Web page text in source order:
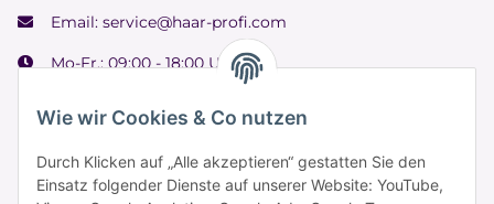
Wie wir Cookies & Co nutzen
Durch Klicken auf „Alle akzeptieren“ gestatten Sie den
Einsatz folgender Dienste auf unserer Website: YouTube,
Email: service@haar-profi.com
Mo-Fr.: 09:00 - 18:00 Uhr
Samstag: 09:00 - 15:00 Uhr